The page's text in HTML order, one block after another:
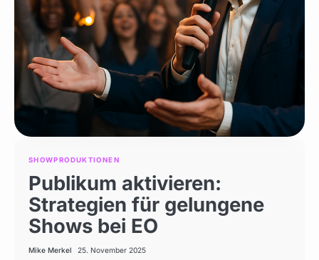
SHOWPRODUKTIONEN
Publikum aktivieren:
Strategien für gelungene
Shows bei EO
Mike Merkel 25. November 2025
SHOWPRODUKTIONEN
Licht- und
Mediensteuerung für
Shows | Entertainment
Outpost
SHOWPRODUKTIONEN
EntertainmentOutpost:
Eventunterhaltung für
Zuschauererlebnis
Mike Merkel 25. November 2025